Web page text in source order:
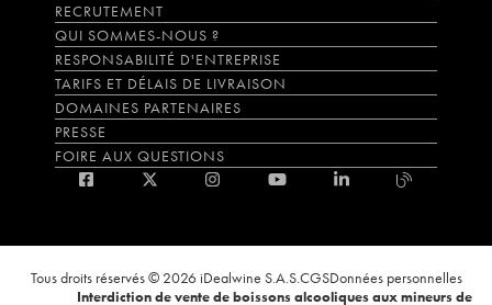
RECRUTEMENT
QUI SOMMES-NOUS ?
RESPONSABILITÉ D'ENTREPRISE
TARIFS ET DÉLAIS DE LIVRAISON
DOMAINES PARTENAIRES
PRESSE
FOIRE AUX QUESTIONS
Tous droits réservés © 2026 iDealwine S.A.S.CGSDonnées personnelles
Interdiction de vente de boissons alcooliques aux mineurs de